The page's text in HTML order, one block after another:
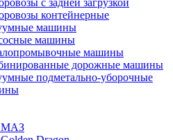
с задней загрузкой
контейнерные
машины
машины
машины
дорожные машины
подметально-уборочные
МАЗ